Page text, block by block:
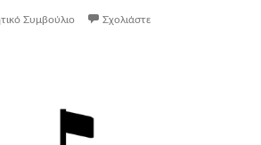
Συμβούλιο Σχολιάστε